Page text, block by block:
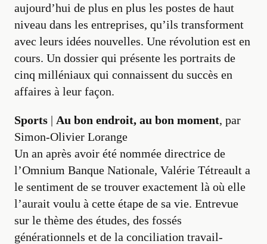
aujourd’hui de plus en plus les postes de haut
niveau dans les entreprises, qu’ils transforment
avec leurs idées nouvelles. Une révolution est en
cours. Un dossier qui présente les portraits de
cinq milléniaux qui connaissent du succès en
affaires à leur façon.
Sports | Au bon endroit, au bon moment, par
Simon-Olivier Lorange
Un an après avoir été nommée directrice de
l’Omnium Banque Nationale, Valérie Tétreault a
le sentiment de se trouver exactement là où elle
l’aurait voulu à cette étape de sa vie. Entrevue
sur le thème des études, des fossés
générationnels et de la conciliation travail-